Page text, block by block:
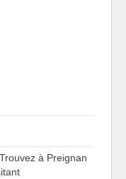
à Preignan